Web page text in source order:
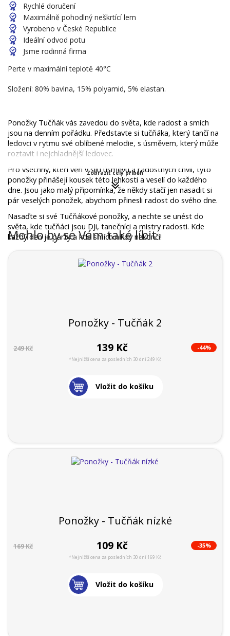
Rychlé doručení
Maximálně pohodlný neškrtící lem
Vyrobeno v České Republice
Ideální odvod potu
Jsme rodinná firma
Perte v maximální teplotě 40°C
Složení: 80% bavlna, 15% polyamid, 5% elastan.
Ponožky Tučňák vás zavedou do světa, kde radost a smích
jsou na denním pořádku. Představte si tučňáka, který tančí na
ledovci v rytmu své oblíbené melodie, s úsměvem, který může
roztavit i nejchladnější ledovec.
Pro všechny, kteří věří v sílu úsměvu a radostných chvil, tyto
ponožky přinášejí kousek této lehkosti a veselí do každého
dne. Jsou jako malý připomínka, že někdy stačí jen nasadit si
pár veselých ponožek, abychom přinesli radost do svého dne.
Nasaďte si své Tučňákové ponožky, a nechte se unést do
světa, kde tučňáci jsou DJi, tanečníci a mistry radosti. Kde
každý den je párty a kde smích nikdy nekončí!
Zobrazit celý příběh
Mohlo by se Vám také líbit
Ponožky - Tučňák 2
249 Kč 139 Kč -44%
*Nejnižší cena za posledních 30 dní 249 Kč
Vložit do košíku
Ponožky - Tučňák nízké
169 Kč 109 Kč -35%
*Nejnižší cena za posledních 30 dní 169 Kč
Vložit do košíku